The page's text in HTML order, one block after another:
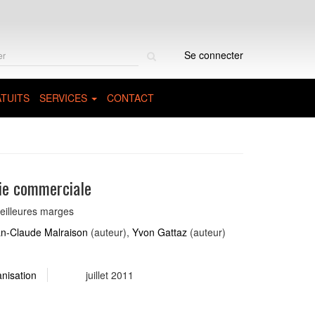
Se connecter
SERVICES CONTACT
commerciale
marges
Claude Malraison (auteur), Yvon Gattaz (auteur)
juillet 2011